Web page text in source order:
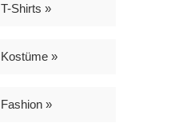
T-Shirts »
Kostüme »
Fashion »